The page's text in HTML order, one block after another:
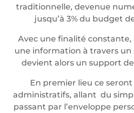
traditionnelle, devenue
jusqu’à 3% du budget
Avec une finalité
une information à travers
devient alors un support
En premier lieu ce
administratifs, allant du
passant par l’enveloppe